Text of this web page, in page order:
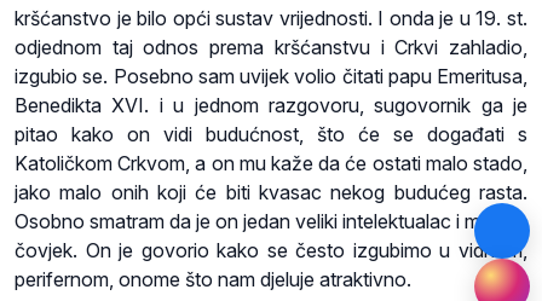
kršćanstvo je bilo opći sustav vrijednosti. I onda je u 19. st.
odjednom taj odnos prema kršćanstvu i Crkvi zahladio,
izgubio se. Posebno sam uvijek volio čitati papu Emeritusa,
Benedikta XVI. i u jednom razgovoru, sugovornik ga je
pitao kako on vidi budućnost, što će se događati s
Katoličkom Crkvom, a on mu kaže da će ostati malo stado,
jako malo onih koji će biti kvasac nekog budućeg rasta.
Osobno smatram da je on jedan veliki intelektualac i misaon
čovjek. On je govorio kako se često izgubimo u vidnom,
perifernom, onome što nam djeluje atraktivno.